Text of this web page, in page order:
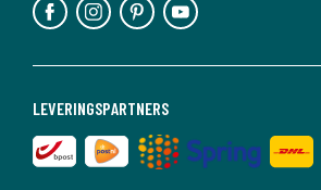
LEVERINGSPARTNERS